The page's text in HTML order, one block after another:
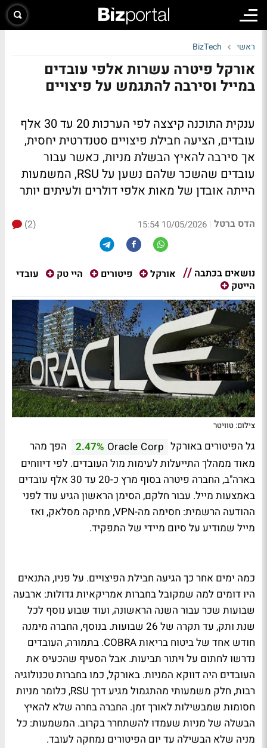
ראשי BizTech
אורקל פיטרה עשרות אלפי עובדים
במייל וסירבה להתגמש על פיצויים
ענקית התוכנה קיצצה לפי הערכות 20 עד 30 אלף
עובדים, הציעה חבילת פיצויים סטנדרטית יחסית,
אך סירבה להאיץ הבשלת מניות, כאשר עבור
עובדים שהשכר שלהם נשען על RSU, המשמעות
הייתה אובדן של מאות אלפי דולרים ולעיתים יותר
הדס ברטל |
10/05/2026 15:54
(2)
נושאים בכתבה אורקל פיטורים היי טק
עובדי
הייטק
צילום: טוויטר
גל הפיטורים באורקל Oracle Corp
2.47%
הפך מהר
מאוד ממהלך התייעלות לעימות מול העובדים. לפי דיווחים
בארה"ב, החברה פיטרה בסוף מרץ כ-20 עד 30 אלף עובדים
באמצעות מייל. עבור חלקם, הסימן הראשון הגיע עוד לפני
ההודעה הרשמית: חסימה מה-VPN, מחיקה מסלאק, ואז
מייל שמודיע על סיום מיידי של התפקיד.
כמה ימים אחר כך הגיעה חבילת הפיצויים. על פניו, התנאים
היו דומים למה שמקובל בחברות אמריקאיות גדולות: ארבעה
שבועות שכר עבור השנה הראשונה, ועוד שבוע נוסף לכל
שנת ותק, עד תקרה של 26 שבועות. בנוסף, החברה מימנה
חודש אחד של ביטוח בריאותCOBRA. בתמורה, העובדים
נדרשו לחתום על ויתור תביעות. אבל הסעיף שהכעיס את
העובדים היה דווקא המניות. באורקל, כמו בחברות טכנולוגיה
רבות, חלק משמעותי מהתגמול מגיע דרך RSU, כלומר מניות
חסומות שמבשילות לאורך זמן. החברה בחרה שלא להאיץ
הבשלה של מניות שעמדו להשתחרר בקרוב. המשמעות: כל
מניה שלא הבשילה עד יום הפיטורים נמחקה לעובד.